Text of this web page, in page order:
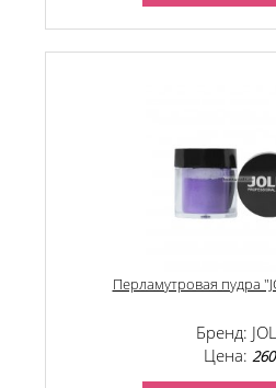
Перламутровая пудра
Бренд:
Цена: